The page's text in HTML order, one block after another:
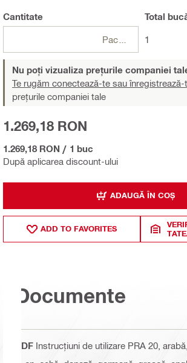
Cantitate Total
1
Nu poți vizualiza prețurile companiei
Te rugăm conectează-te sau înregistrează-
prețurile companiei tale
După aplicarea discount-ului
1.269,18 RON
1.269,18 RON / 1 buc
ADAUGĂ ÎN COȘ
ADD TO FAVORITES
Documente
PDF Instrucțiuni de utilizare PRA 20 ,